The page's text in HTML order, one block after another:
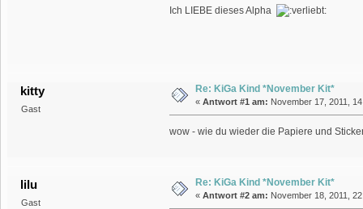
Ich LIEBE dieses Alpha
kitty
Gast
Re: KiGa Kind *November Kit*
« Antwort #1 am: November 17, 2011,
wow - wie du wieder die Papiere und
lilu
Gast
Re: KiGa Kind *November Kit*
« Antwort #2 am: November 18, 2011,